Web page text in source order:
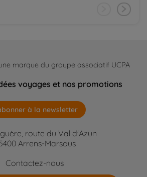
marque du groupe associatif UCPA
voyages et nos promotions
à la newsletter
route du Val d'Azun
Arrens-Marsous
Contactez-nous